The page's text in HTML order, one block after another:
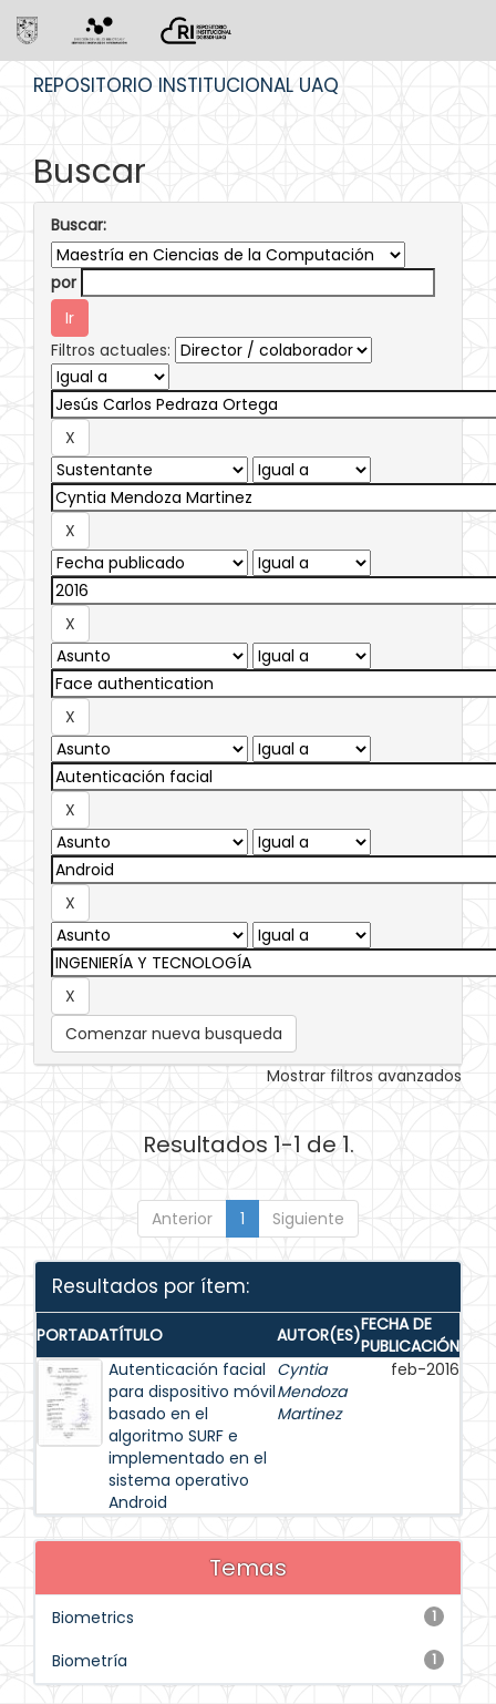
REPOSITORIO INSTITUCIONAL UAQ
Buscar
Buscar:
por
Filtros actuales:
Comenzar nueva busqueda
Mostrar filtros avanzados
Resultados 1-1 de 1.
Anterior 1 Siguiente
Resultados por ítem:
PORTADATÍTULO AUTOR(ES)FECHA DE
PUBLICACIÓN
Autenticación facial
para dispositivo móvil
basado en el
algoritmo SURF e
implementado en el
sistema operativo
Android
Cyntia
Mendoza
Martinez
feb-2016
Temas
1
Biometrics
1
Biometría